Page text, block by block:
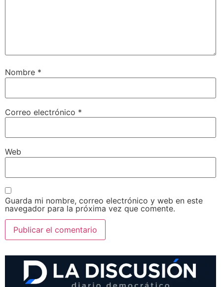
Nombre *
Correo electrónico *
Web
Guarda mi nombre, correo electrónico y web en este
navegador para la próxima vez que comente.